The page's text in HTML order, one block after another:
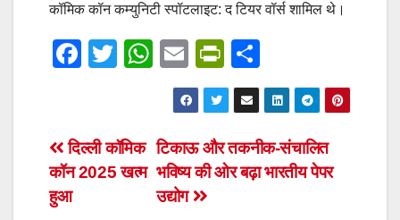
कॉमिक कॉन कम्युनिटी स्पॉटलाइट: द टियर वॉर्स शामिल थे।
F
e
b
T
er
W
at
s
A
p
E
m
ail
Pr
in
tF
ri
e
h
ar
e
Post
navigation
टिकाऊ और तकनीक-संचालित
भविष्य की ओर बढ़ा भारतीय पेपर
उद्योग
दिल्ली कॉमिक
कॉन 2025 खत्म
हुआ